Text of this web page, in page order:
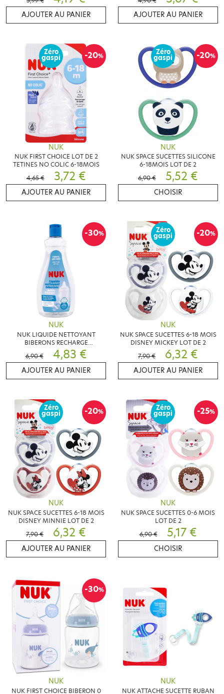
AJOUTER AU PANIER AJOUTER AU PANIER
-20%
Zéro
gaspi
NUK
NUK FIRST CHOICE LOT DE 2
TETINES NO COLIC 6-18MOIS
4,65 €
3,72 €
AJOUTER AU PANIER
-20%
Zéro
gaspi
NUK
NUK SPACE SUCETTES SILICONE
6-18MOIS LOT DE 2
6,90 €
5,52 €
CHOISIR
-30%
NUK
NUK LIQUIDE NETTOYANT
BIBERONS RECHARGE
CONCENTREE 500ML
6,90 € 4,83 €
AJOUTER AU PANIER
-20%
Zéro
gaspi
NUK
NUK SPACE SUCETTES 6-18 MOIS
DISNEY MICKEY LOT DE 2
7,90 €
6,32 €
AJOUTER AU PANIER
-20%
Zéro
gaspi
NUK
NUK SPACE SUCETTES 6-18 MOIS
DISNEY MINNIE LOT DE 2
7,90 €
6,32 €
AJOUTER AU PANIER
-25%
Zéro
gaspi
NUK
NUK SPACE SUCETTES 0-6 MOIS
LOT DE 2
6,90 €
5,17 €
CHOISIR
-30%
NUK
NUK FIRST CHOICE BIBERON 0
NUK
NUK ATTACHE SUCETTE RUBAN